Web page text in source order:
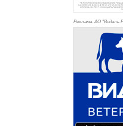
Реклама. АО "Видаль